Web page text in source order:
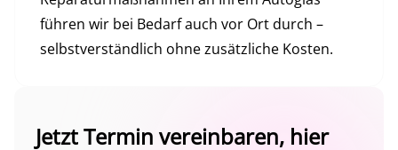
führen wir bei Bedarf auch vor Ort durch –
selbstverständlich ohne zusätzliche Kosten.
Jetzt Termin vereinbaren, hier